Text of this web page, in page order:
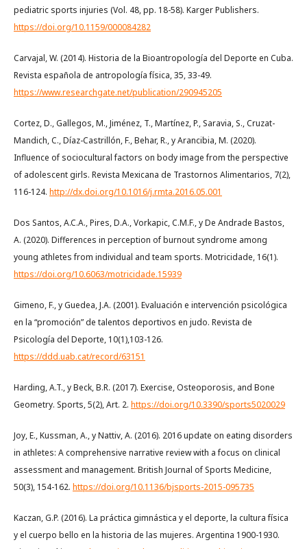
pediatric sports injuries (Vol. 48, pp. 18-58). Karger Publishers.
https://doi.org/10.1159/000084282
Carvajal, W. (2014). Historia de la Bioantropología del Deporte en Cuba.
Revista española de antropología física, 35, 33-49.
https://www.researchgate.net/publication/290945205
Cortez, D., Gallegos, M., Jiménez, T., Martínez, P., Saravia, S., Cruzat-
Mandich, C., Díaz-Castrillón, F., Behar, R., y Arancibia, M. (2020).
Influence of sociocultural factors on body image from the perspective
of adolescent girls. Revista Mexicana de Trastornos Alimentarios, 7(2),
116-124. http://dx.doi.org/10.1016/j.rmta.2016.05.001
Dos Santos, A.C.A., Pires, D.A., Vorkapic, C.M.F., y De Andrade Bastos,
A. (2020). Differences in perception of burnout syndrome among
young athletes from individual and team sports. Motricidade, 16(1).
https://doi.org/10.6063/motricidade.15939
Gimeno, F., y Guedea, J.A. (2001). Evaluación e intervención psicológica
en la “promoción” de talentos deportivos en judo. Revista de
Psicología del Deporte, 10(1),103-126.
https://ddd.uab.cat/record/63151
Harding, A.T., y Beck, B.R. (2017). Exercise, Osteoporosis, and Bone
Geometry. Sports, 5(2), Art. 2. https://doi.org/10.3390/sports5020029
Joy, E., Kussman, A., y Nattiv, A. (2016). 2016 update on eating disorders
in athletes: A comprehensive narrative review with a focus on clinical
assessment and management. British Journal of Sports Medicine,
50(3), 154-162. https://doi.org/10.1136/bjsports-2015-095735
Kaczan, G.P. (2016). La práctica gimnástica y el deporte, la cultura física
y el cuerpo bello en la historia de las mujeres. Argentina 1900-1930.